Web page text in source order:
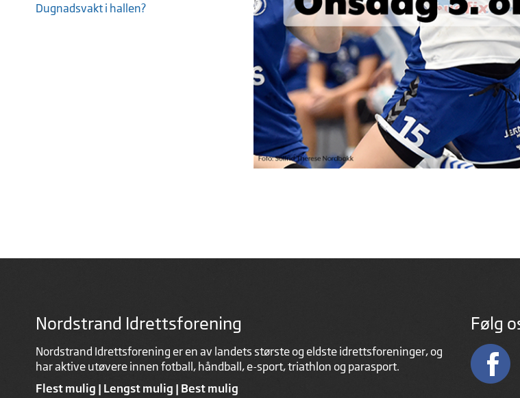
Dugnadsvakt i hallen?
Nordstrand Idrettsforening
Nordstrand Idrettsforening er en av landets største og eldste idrettsforeninger, og
har aktive utøvere innen fotball, håndball, e-sport, triathlon og parasport.
Flest mulig | Lengst mulig | Best mulig
Følg